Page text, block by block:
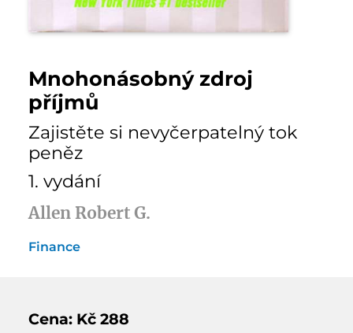
Mnohonásobný zdroj
příjmů
Zajistěte si nevyčerpatelný tok
peněz
1. vydání
Allen Robert G.
Finance
Cena: Kč 288